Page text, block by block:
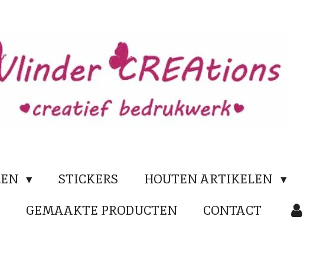
STICKERS HOUTEN ARTIKELEN
GEMAAKTE PRODUCTEN CONTACT